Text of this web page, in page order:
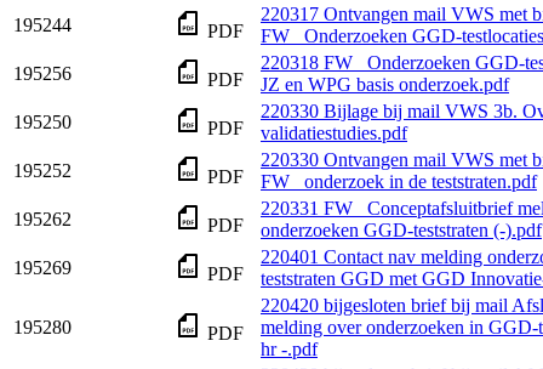
195244
PDF
220317 Ontvangen mail VWS met
FW_ Onderzoeken GGD-
195256
PDF
220318 FW_ Onderzoeken GGD-
JZ en WPG basis onderzoek.pdf
195250
PDF
220330 Bijlage bij mail VWS 3b.
validatiestudies.pdf
195252
PDF
220330 Ontvangen mail VWS met
FW_ onderzoek in de teststraten.pdf
195262
PDF
220331 FW_ Conceptafsluitbrief
onderzoeken GGD-teststraten (-).pdf
195269
PDF
220401 Contact nav melding
teststraten GGD met GGD
195280 PDF
220420 bijgesloten brief bij mail
melding over onderzoeken in GGD-
hr -.pdf